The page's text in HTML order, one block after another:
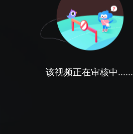
该视频正在审核中......